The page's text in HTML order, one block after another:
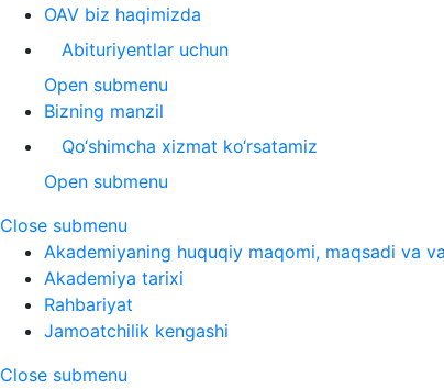
OAV biz haqimizda
Abituriyentlar uchun
Open submenu
Bizning manzil
Qo‘shimcha xizmat ko‘rsatamiz
Open submenu
Close submenu
Akademiyaning huquqiy maqomi, maqsadi va
Akademiya tarixi
Rahbariyat
Jamoatchilik kengashi
Close submenu